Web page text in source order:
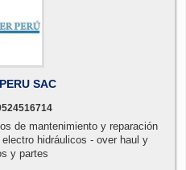
SAC
de mantenimiento y reparación
hidráulicos - over haul y
y partes